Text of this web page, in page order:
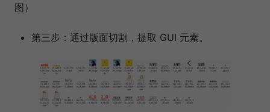
图）
第三步：通过版面切割，提取 GUI 元素。